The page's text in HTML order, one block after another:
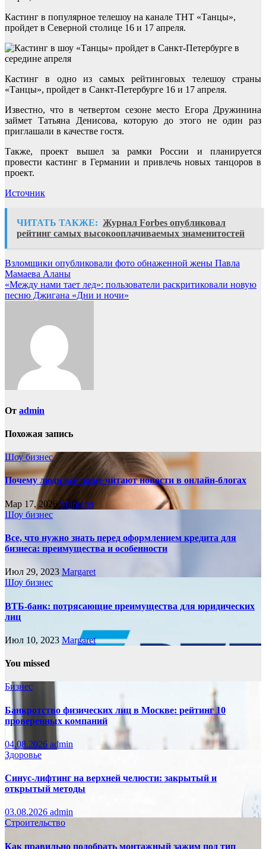
Кастинг в популярное телешоу на канале ТНТ «Танцы»,
пройдет в Северной столице 16 и 17 апреля.
Кастинг в одно из самых рейтинговых телешоу страны
«Танцы», пройдет в Санкт-Петербурге 16 и 17 апреля.
Известно, что в четвертом сезоне место Егора Дружинина
займет Татьяна Денисова, которую до этого не один раз
приглашали в качестве гостя.
Также, проект вышел за рамки России и планируется
провести кастинг в Германии и привлечь новых танцоров в
проект.
Источник
ЧИТАТЬ ТАКЖЕ: Журнал Forbes опубликовал
рейтинг самых высокооплачиваемых знаменитостей
Навигация
по
записям
Взломщики опубликовали фото обнаженной жены Павла
Мамаева Аланы
«Между нами тает лед»: пользователи раскритиковали новую
песню Джигана «Дни и ночи»
От admin
Похожая запись
Шоу бизнес
Почему люди всё чаще читают новости в онлайн-блогах
Мар 17, 2026Margaret
Шоу бизнес
Все, что нужно знать перед оформлением кредита для
бизнеса: преимущества и особенности
Июл 29, 2023 Margaret
Шоу бизнес
ВТБ-банк: потрясающие преимущества для юридических
лиц
Июл 10, 2023 Margaret
You missed
Бизнес
Банкротство физических лиц в Москве: рейтинг 10
проверенных компаний
04.08.2026 admin
Здоровье
Синус-лифтинг на верхней челюсти: закрытый и
открытый методы
03.08.2026 admin
Строительство
Как правильно подобрать монтажный зажим под тип